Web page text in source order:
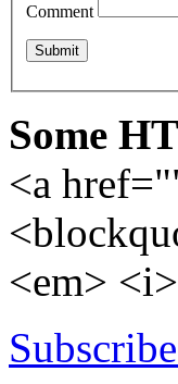
Comment
Some
<a
<em>